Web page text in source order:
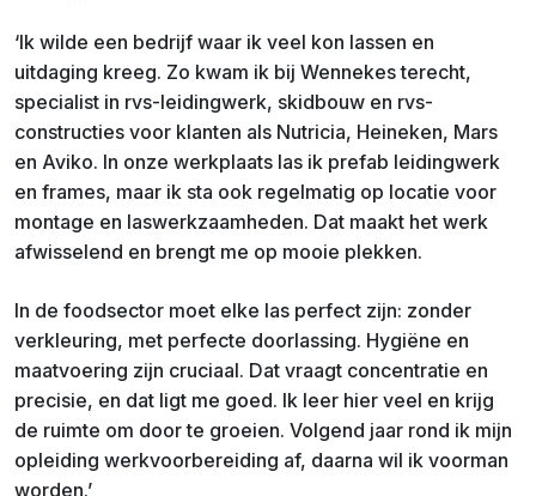
‘Ik wilde een bedrijf waar ik veel kon lassen en
uitdaging kreeg. Zo kwam ik bij Wennekes terecht,
specialist in rvs-leidingwerk, skidbouw en rvs-
constructies voor klanten als Nutricia, Heineken, Mars
en Aviko. In onze werkplaats las ik prefab leidingwerk
en frames, maar ik sta ook regelmatig op locatie voor
montage en las­werkzaamheden. Dat maakt het werk
afwisselend en brengt me op mooie plekken.
In de foodsector moet elke las perfect zijn: zonder
verkleuring, met perfecte door­lassing. Hygiëne en
maatvoering zijn cruciaal. Dat vraagt concentratie en
precisie, en dat ligt me goed. Ik leer hier veel en krijg
de ruimte om door te groeien. Volgend jaar rond ik mijn
opleiding werkvoorbereiding af, daarna wil ik voorman
worden.’